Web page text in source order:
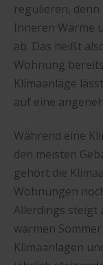
regulieren,
Inneren Wärme
ab. Das heißt
Wohnung
Klimaanlage
auf eine
Während eine
den meisten
gehört die
Wohnungen
Allerdings steigt
warmen
Klimaanlagen